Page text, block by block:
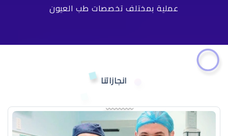
عملية بمختلف تخصصات طب العيون
انجازاتنا